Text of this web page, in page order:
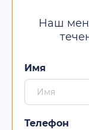
Наш
Имя
Телефон